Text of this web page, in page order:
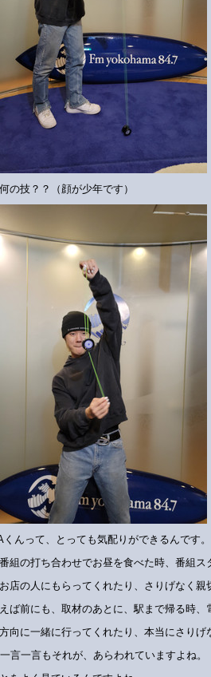
の技？？（顔が少年です）
くんって、とっても気配りができるんです。
組の打ち合わせでお昼を食べた時、番組ス
店の人にもらってくれたり、さりげなく親
ば前にも、取材のあとに、駅まで帰る時
向に一緒に行ってくれたり、本当にさりげ
言一言もそれが、あらわれていますよね。